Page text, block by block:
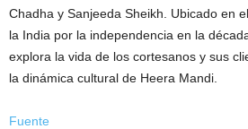
Chadha y Sanjeeda Sheikh. Ubicado en
la India por la independencia en la
explora la vida de los cortesanos y sus
la dinámica cultural de Heera Mandi.
Fuente